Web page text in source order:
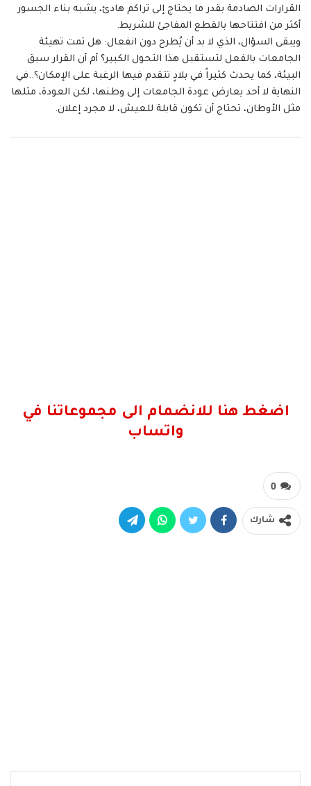
القرارات الصادمة بقدر ما يحتاج إلى تراكم هادئ، يشبه بناء الجسور
أكثر من افتتاحها بالقطع المفاجئ للشريط.
ويبقى السؤال، الذي لا بد أن يُطرح دون انفعال: هل تمت تهيئة
الجامعات بالفعل لتستقبل هذا التحول الكبير؟ أم أن القرار سبق
البيئة، كما يحدث كثيراً في بلادٍ تتقدم فيها الرغبة على الإمكان؟..في
النهاية لا أحد يعارض عودة الجامعات إلى وطنها، لكن العودة، مثلها
مثل الأوطان، تحتاج أن تكون قابلة للعيش، لا مجرد إعلان.
اضغط هنا للانضمام الى مجموعاتنا في
واتساب
0
شارك